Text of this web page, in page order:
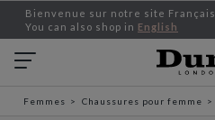
Bienvenue sur notre site Français.
You can also shop in English
Femmes Chaussures pour femme